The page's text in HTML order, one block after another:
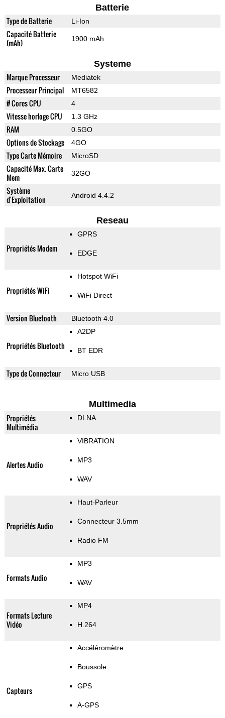
Batterie
Type de Batterie Li-Ion
Capacité Batterie
(mAh)
1900 mAh
Systeme
Marque Processeur Mediatek
Processeur Principal MT6582
# Cores CPU 4
Vitesse horloge CPU 1.3 GHz
RAM 0.5GO
Options de Stockage 4GO
Type Carte Mémoire MicroSD
Capacité Max. Carte
Mem
32GO
Système
d'Exploitation
Android 4.4.2
Reseau
Propriétés Modem
GPRS
EDGE
Propriétés WiFi
Hotspot WiFi
WiFi Direct
Version Bluetooth Bluetooth 4.0
Propriétés Bluetooth
A2DP
BT EDR
Type de Connecteur Micro USB
Multimedia
Propriétés
Multimédia
DLNA
Alertes Audio
VIBRATION
MP3
WAV
Propriétés Audio
Haut-Parleur
Connecteur 3.5mm
Radio FM
Formats Audio
MP3
WAV
Formats Lecture
Vidéo
MP4
H.264
Capteurs
Accéléromètre
Boussole
GPS
A-GPS